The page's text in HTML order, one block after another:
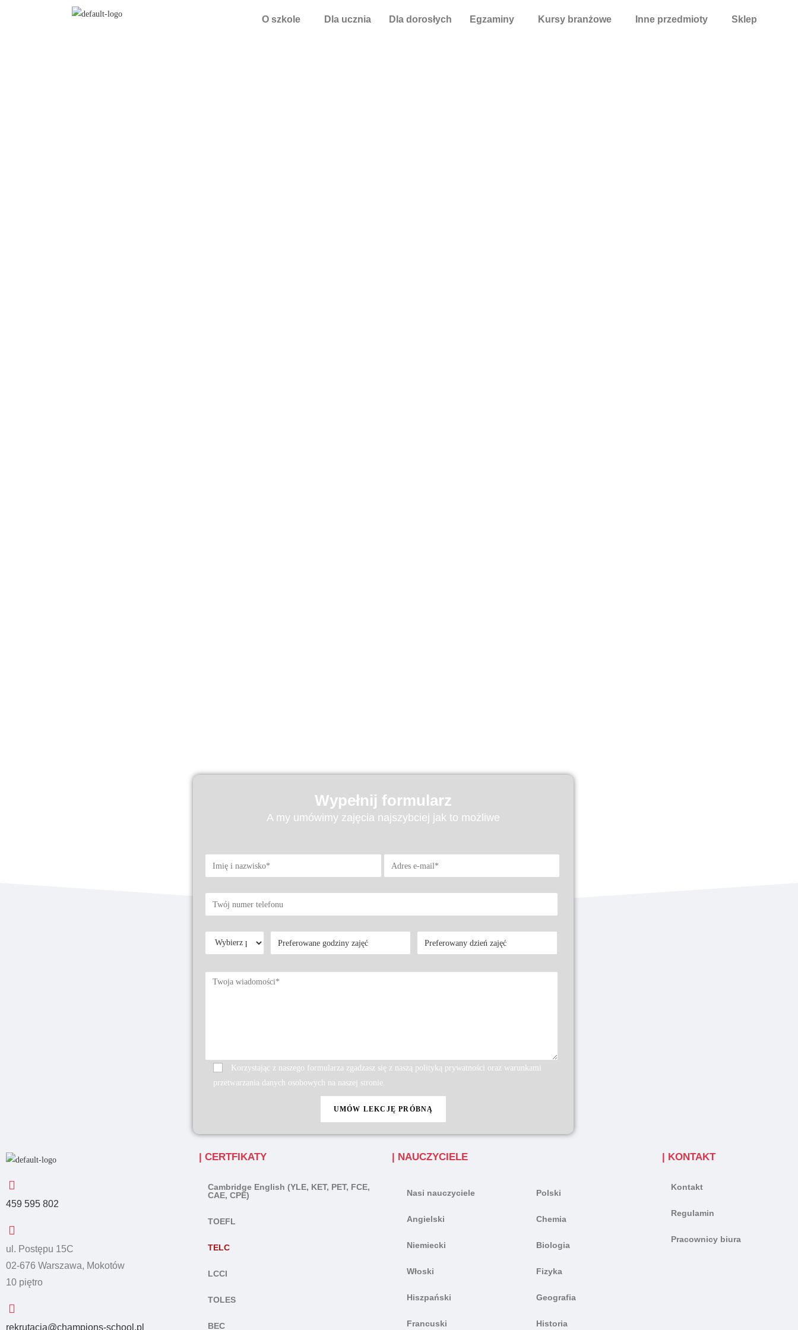
O szkole Dla ucznia Dla dorosłych Egzaminy Kursy branżowe Inne przedmioty Sklep
Wypełnij formularz
A my umówimy zajęcia najszybciej jak to możliwe
Korzystając z naszego formularza zgadzasz się z naszą polityką prywatności oraz warunkami
przetwarzania danych osobowych na naszej stronie.
459 595 802
ul. Postępu 15C
02-676 Warszawa, Mokotów
10 piętro
rekrutacja@champions-school.pl
| CERTFIKATY
Cambridge English (YLE, KET, PET, FCE,
CAE, CPE)
TOEFL
TELC
LCCI
TOLES
BEC
| NAUCZYCIELE
Nasi nauczyciele
Angielski
Niemiecki
Włoski
Hiszpański
Francuski
Polski
Chemia
Biologia
Fizyka
Geografia
Historia
| KONTAKT
Kontakt
Regulamin
Pracownicy biura